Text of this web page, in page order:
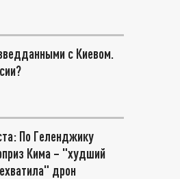
с Киевом.
По Геленджику
Кима – "худший
дрон